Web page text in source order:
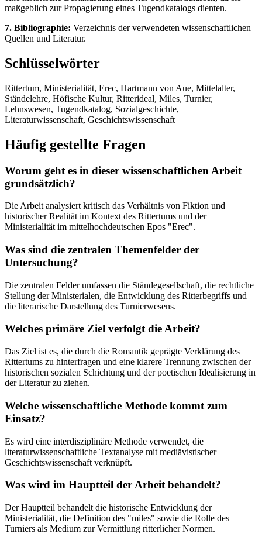
maßgeblich zur Propagierung eines Tugendkatalogs dienten.
7. Bibliographie: Verzeichnis der verwendeten wissenschaftlichen
Quellen und Literatur.
Schlüsselwörter
Rittertum, Ministerialität, Erec, Hartmann von Aue, Mittelalter,
Ständelehre, Höfische Kultur, Ritterideal, Miles, Turnier,
Lehnswesen, Tugendkatalog, Sozialgeschichte,
Literaturwissenschaft, Geschichtswissenschaft
Häufig gestellte Fragen
Worum geht es in dieser wissenschaftlichen Arbeit
grundsätzlich?
Die Arbeit analysiert kritisch das Verhältnis von Fiktion und
historischer Realität im Kontext des Rittertums und der
Ministerialität im mittelhochdeutschen Epos "Erec".
Was sind die zentralen Themenfelder der
Untersuchung?
Die zentralen Felder umfassen die Ständegesellschaft, die rechtliche
Stellung der Ministerialen, die Entwicklung des Ritterbegriffs und
die literarische Darstellung des Turnierwesens.
Welches primäre Ziel verfolgt die Arbeit?
Das Ziel ist es, die durch die Romantik geprägte Verklärung des
Rittertums zu hinterfragen und eine klarere Trennung zwischen der
historischen sozialen Schichtung und der poetischen Idealisierung in
der Literatur zu ziehen.
Welche wissenschaftliche Methode kommt zum
Einsatz?
Es wird eine interdisziplinäre Methode verwendet, die
literaturwissenschaftliche Textanalyse mit mediävistischer
Geschichtswissenschaft verknüpft.
Was wird im Hauptteil der Arbeit behandelt?
Der Hauptteil behandelt die historische Entwicklung der
Ministerialität, die Definition des "miles" sowie die Rolle des
Turniers als Medium zur Vermittlung ritterlicher Normen.